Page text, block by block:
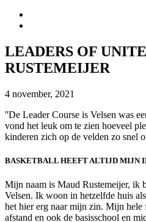
LEADERS OF
RUSTEMEIJER
4 november, 2021
''De Leader Course is Velsen was
vond het leuk om te zien hoeveel
kinderen zich op de velden zo snel
BASKETBALL HEEFT ALTIJD MIJN
Mijn naam is Maud Rustemeijer, ik
Velsen. Ik woon in hetzelfde huis
het hier erg naar mijn zin. Mijn
afstand en ook de basisschool en